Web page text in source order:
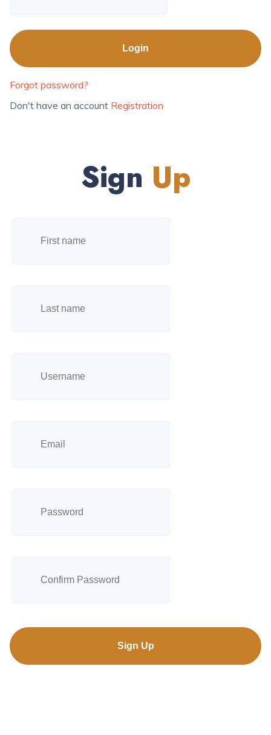
Forgot password?
Don't have an account Registration
Sign Up
Sign Up